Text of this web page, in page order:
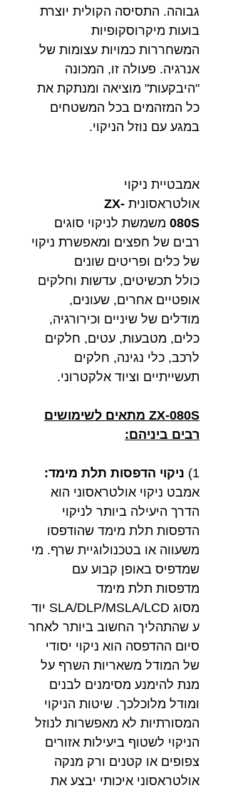
גבוהה. התסיסה הקולית יוצרת
בועות מיקרוסקופיות
המשחררות כמויות עצומות של
אנרגיה. פעולה זו, המכונה
"היבקעות" מוציאה ומנתקת את
כל המזהמים בכל המשטחים
במגע עם נוזל הניקוי.
אמבטיית ניקוי
אולטראסונית ZX-
080S משמשת לניקוי סוגים
רבים של חפצים ומאפשרת ניקוי
של כלים ופריטים שונים
כולל תכשיטים, עדשות וחלקים
אופטיים אחרים, שעונים,
מודלים של שיניים וכירורגיה,
כלים, מטבעות, עטים, חלקים
לרכב, כלי נגינה, חלקים
תעשייתיים וציוד אלקטרוני.
ZX-080S מתאים לשימושים
רבים ביניהם:
1)
ניקוי הדפסות תלת מימד:
אמבט ניקוי אולטראסוני הוא
הדרך היעילה ביותר לניקוי
הדפסות תלת מימד שהודפסו
משעווה או בטכנולוגיית שרף. מי
שמדפיס באופן קבוע עם
מדפסות תלת מימד
מסוג SLA/DLP/MSLA/LCD יוד
ע שהתהליך החשוב ביותר לאחר
סיום ההדפסה הוא ניקוי יסודי
של המודל משאריות השרף על
מנת להימנע מסימנים לבנים
ומודל מלוכלכך. שיטות הניקוי
המסורתיות לא מאפשרות לנוזל
הניקוי לשטוף ביעילות אזורים
צפופים או קטנים ורק מנקה
אולטראסוני איכותי יבצע את